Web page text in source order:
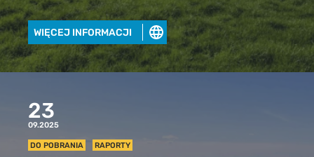
WIĘCEJ INFORMACJI
23
09.2025
DO POBRANIA RAPORTY
Pobierz raport